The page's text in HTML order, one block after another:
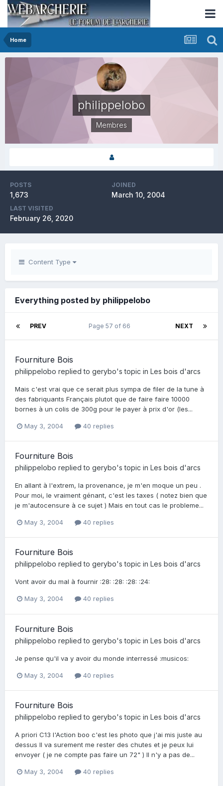
Home
philippelobo
Membres
POSTS
1,673
JOINED
March 10, 2004
LAST VISITED
February 26, 2020
Content Type
Everything posted by philippelobo
PREV NEXT
Page 57 of 66
Fourniture Bois
philippelobo replied to gerybo's topic in Les bois d'arcs
Mais c'est vrai que ce serait plus sympa de filer de la tune à
des fabriquants Français plutot que de faire faire 10000
bornes à un colis de 300g pour le payer à prix d'or (les...
May 3, 2004 40 replies
Fourniture Bois
philippelobo replied to gerybo's topic in Les bois d'arcs
En allant à l'extrem, la provenance, je m'en moque un peu .
Pour moi, le vraiment génant, c'est les taxes ( notez bien que
je m'autocensure à ce sujet ) Mais en tout cas le probleme...
May 3, 2004 40 replies
Fourniture Bois
philippelobo replied to gerybo's topic in Les bois d'arcs
Vont avoir du mal à fournir :28: :28: :28: :24:
May 3, 2004 40 replies
Fourniture Bois
philippelobo replied to gerybo's topic in Les bois d'arcs
Je pense qu'il va y avoir du monde interressé :musicos:
May 3, 2004 40 replies
Fourniture Bois
philippelobo replied to gerybo's topic in Les bois d'arcs
A priori C13 l'Action boo c'est les photo que j'ai mis juste au
dessus Il va surement me rester des chutes et je peux lui
envoyer ( je ne compte pas faire un 72" ) Il n'y a pas de...
May 3, 2004 40 replies